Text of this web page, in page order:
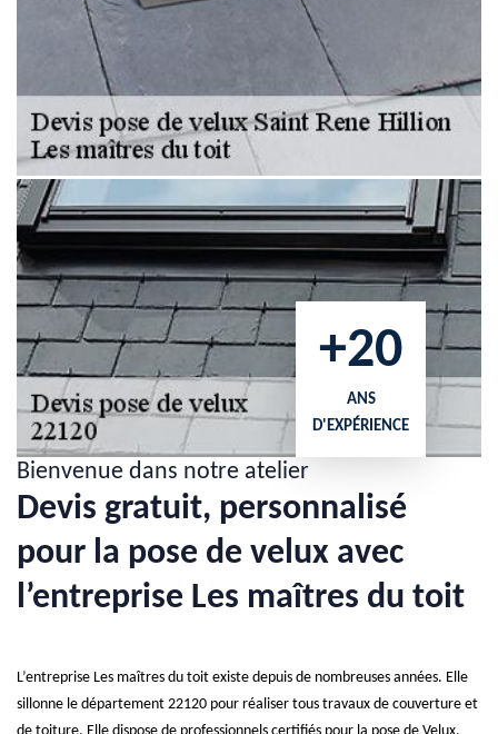
+20
ANS
D'EXPÉRIENCE
Bienvenue dans notre atelier
Devis gratuit, personnalisé
pour la pose de velux avec
l’entreprise Les maîtres du toit
L’entreprise Les maîtres du toit existe depuis de nombreuses années. Elle
sillonne le département 22120 pour réaliser tous travaux de couverture et